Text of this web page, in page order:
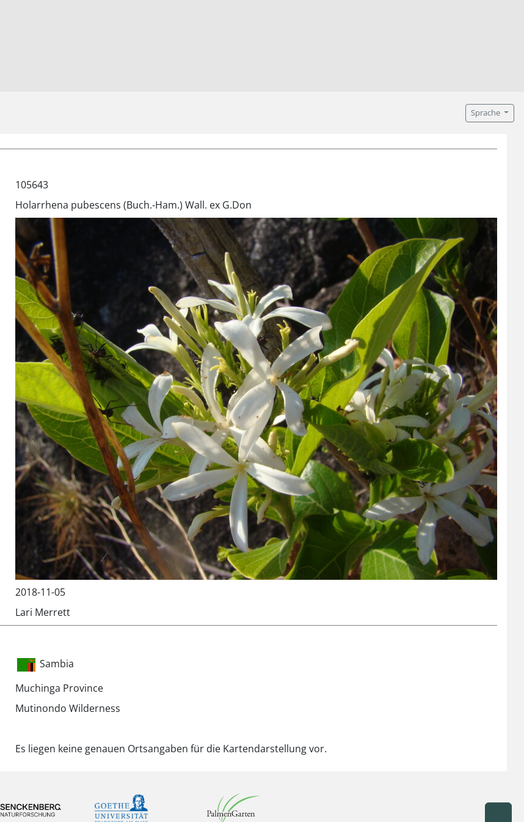
Sprache
105643
Holarrhena pubescens (Buch.-Ham.) Wall. ex G.Don
2018-11-05
Lari Merrett
Sambia
Muchinga Province
Mutinondo Wilderness
Es liegen keine genauen Ortsangaben für die Kartendarstellung vor.